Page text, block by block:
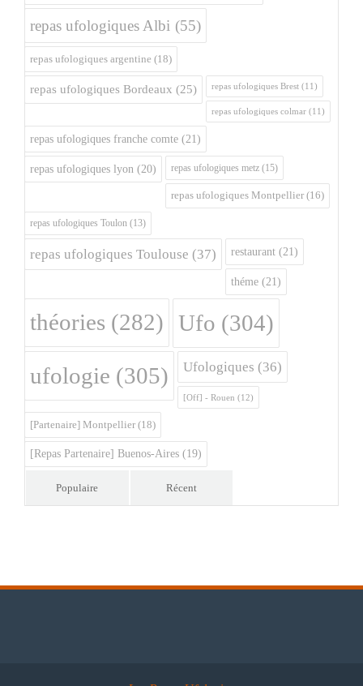
repas ufologiques Albi (55)
repas ufologiques argentine (18)
repas ufologiques Bordeaux (25) repas ufologiques Brest (11)
repas ufologiques colmar (11)
repas ufologiques franche comte (21)
repas ufologiques lyon (20) repas ufologiques metz (15)
repas ufologiques Montpellier (16)
repas ufologiques Toulon (13)
repas ufologiques Toulouse (37) restaurant (21)
théme (21)
théories (282) Ufo (304)
ufologie (305) Ufologiques (36)
[Off] - Rouen (12)
[Partenaire] Montpellier (18)
[Repas Partenaire] Buenos-Aires (19)
Populaire Récent